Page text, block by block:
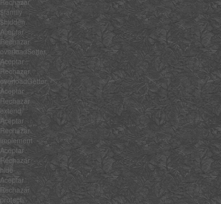
Rechazar
$family
$hidden
Aceptar
Rechazar
overloadSetter
Aceptar
Rechazar
overloadGetter
Aceptar
Rechazar
extend
Aceptar
Rechazar
implement
Aceptar
Rechazar
hide
Aceptar
Rechazar
protect